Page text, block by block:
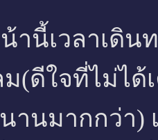
านี้เวลาเดิน
ม(ดีใจที่ไม่ได้
านมากกว่า)